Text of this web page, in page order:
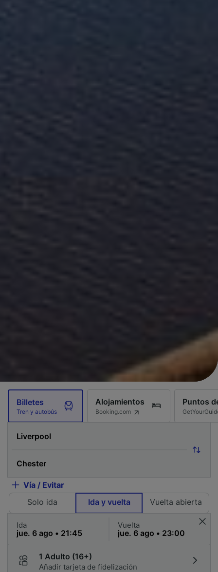
Billetes
Tren y autobús
Alojamientos
Booking.com
Puntos
Vía / Evitar
Solo ida
Ida y vuelta Vuelta abierta
Ida Vuelta
1 Adulto (16+)
Añadir tarjeta de fidelización